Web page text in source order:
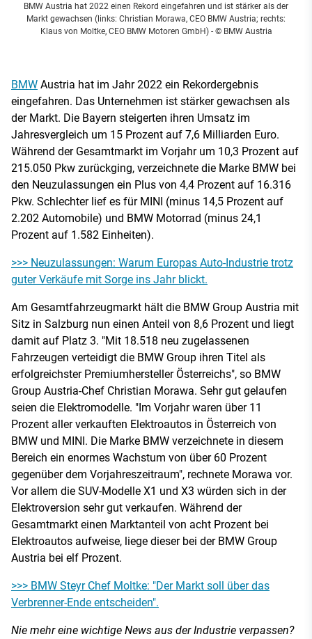
BMW Austria hat 2022 einen Rekord eingefahren und ist stärker als der
Markt gewachsen (links: Christian Morawa, CEO BMW Austria; rechts:
Klaus von Moltke, CEO BMW Motoren GmbH)- © BMW Austria
BMW Austria hat im Jahr 2022 ein Rekordergebnis
eingefahren. Das Unternehmen ist stärker gewachsen als
der Markt. Die Bayern steigerten ihren Umsatz im
Jahresvergleich um 15 Prozent auf 7,6 Milliarden Euro.
Während der Gesamtmarkt im Vorjahr um 10,3 Prozent auf
215.050 Pkw zurückging, verzeichnete die Marke BMW bei
den Neuzulassungen ein Plus von 4,4 Prozent auf 16.316
Pkw. Schlechter lief es für MINI (minus 14,5 Prozent auf
2.202 Automobile) und BMW Motorrad (minus 24,1
Prozent auf 1.582 Einheiten).
>>> Neuzulassungen: Warum Europas Auto-Industrie trotz
guter Verkäufe mit Sorge ins Jahr blickt.
Am Gesamtfahrzeugmarkt hält die BMW Group Austria mit
Sitz in Salzburg nun einen Anteil von 8,6 Prozent und liegt
damit auf Platz 3. "Mit 18.518 neu zugelassenen
Fahrzeugen verteidigt die BMW Group ihren Titel als
erfolgreichster Premiumhersteller Österreichs", so BMW
Group Austria-Chef Christian Morawa. Sehr gut gelaufen
seien die Elektromodelle. "Im Vorjahr waren über 11
Prozent aller verkauften Elektroautos in Österreich von
BMW und MINI. Die Marke BMW verzeichnete in diesem
Bereich ein enormes Wachstum von über 60 Prozent
gegenüber dem Vorjahreszeitraum", rechnete Morawa vor.
Vor allem die SUV-Modelle X1 und X3 würden sich in der
Elektroversion sehr gut verkaufen. Während der
Gesamtmarkt einen Marktanteil von acht Prozent bei
Elektroautos aufweise, liege dieser bei der BMW Group
Austria bei elf Prozent.
>>> BMW Steyr Chef Moltke: "Der Markt soll über das
Verbrenner-Ende entscheiden".
Nie mehr eine wichtige News aus der Industrie verpassen?